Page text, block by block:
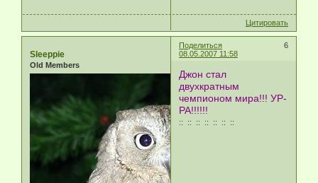
Цитировать
Поделиться
6
08.05.2007 11:58
Sleeppie
Old Members
Джон стал
двухкратным
чемпионом мира!!! УР-
РА!!!!!!
:: :: :: :: :: :: ::